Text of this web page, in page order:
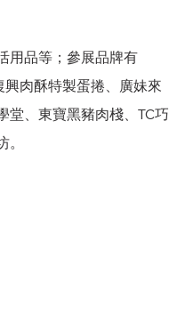
用品等；參展品牌有
興肉酥特製蛋捲、廣妹來
、 東寶黑豬肉棧、TC巧